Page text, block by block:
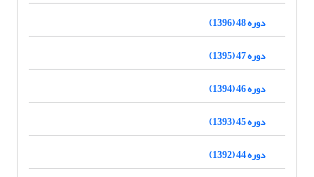
دوره 48 (1396)
دوره 47 (1395)
دوره 46 (1394)
دوره 45 (1393)
دوره 44 (1392)